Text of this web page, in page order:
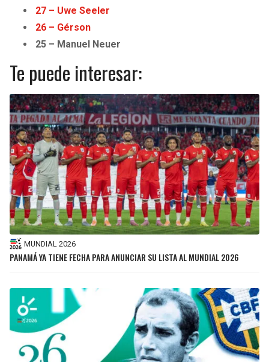
27 – Uwe Seeler
26 – Gérson
25 – Manuel Neuer
Te puede interesar:
MUNDIAL 2026
PANAMÁ YA TIENE FECHA PARA ANUNCIAR SU LISTA AL MUNDIAL 2026